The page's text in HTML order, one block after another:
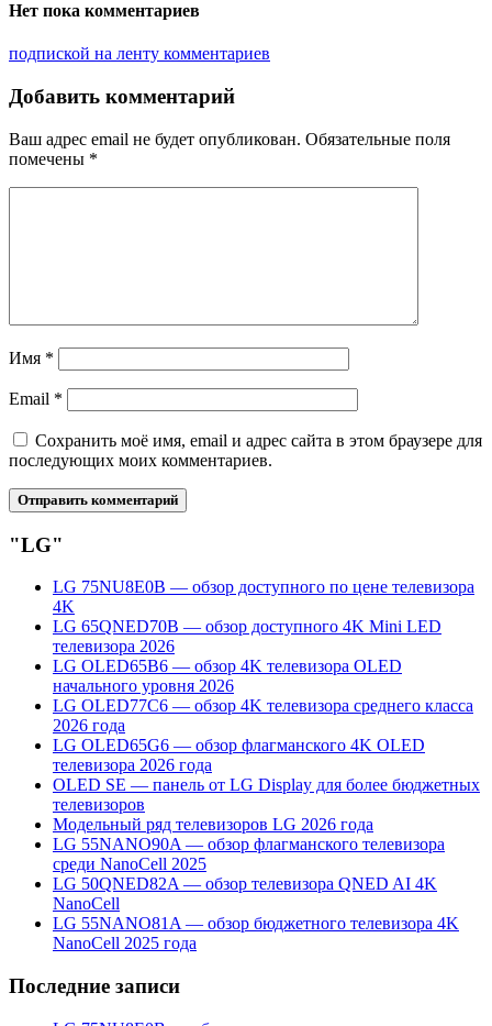
Нет пока комментариев
подпиской на ленту комментариев
Добавить комментарий
Ваш адрес email не будет опубликован. Обязательные поля
помечены *
Имя *
Email *
Сохранить моё имя, email и адрес сайта в этом браузере для
последующих моих комментариев.
"LG"
LG 75NU8E0B — обзор доступного по цене телевизора
4K
LG 65QNED70B — обзор доступного 4K Mini LED
телевизора 2026
LG OLED65B6 — обзор 4K телевизора OLED
начального уровня 2026
LG OLED77C6 — обзор 4K телевизора среднего класса
2026 года
LG OLED65G6 — обзор флагманского 4K OLED
телевизора 2026 года
OLED SE — панель от LG Display для более бюджетных
телевизоров
Модельный ряд телевизоров LG 2026 года
LG 55NANO90A — обзор флагманского телевизора
среди NanoCell 2025
LG 50QNED82A — обзор телевизора QNED AI 4K
NanoCell
LG 55NANO81A — обзор бюджетного телевизора 4K
NanoCell 2025 года
Последние записи